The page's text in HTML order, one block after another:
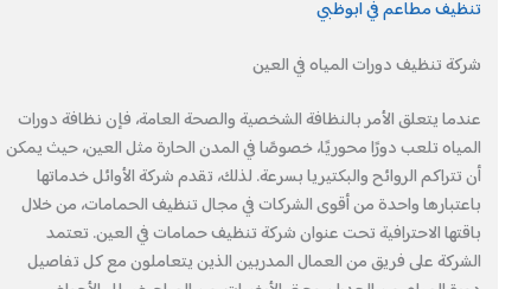
تنظيف مطاعم في ابوظبي
شركة تنظيف دورات المياه في العين
عندما يتعلق الأمر بالنظافة الشخصية والصحة العامة، فإن نظافة دورات
المياه تلعب دورًا محوريًا، خصوصًا في المدن الحارة مثل العين، حيث يمكن
أن تتراكم الروائح والبكتيريا بسرعة. لذلك، تقدم شركة الأوائل خدماتها
باعتبارها واحدة من أقوى الشركات في مجال تنظيف الحمامات، من خلال
باقتها الاحترافية تحت عنوان شركة تنظيف حمامات في العين. تعتمد
الشركة على فريق من العمال المدربين الذين يتعاملون مع كل تفاصيل